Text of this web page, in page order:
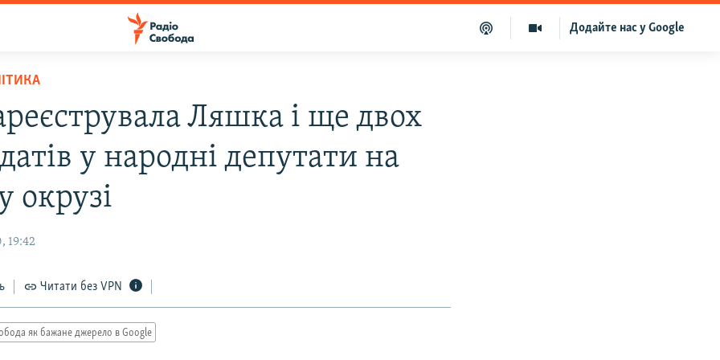
Додайте нас у Google
Ляшка і ще двох
у народні депутати на
окрузі
19:42
Читати без VPN
як бажане джерело в Google